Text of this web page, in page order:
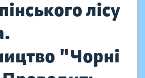
лісу
"Чорні